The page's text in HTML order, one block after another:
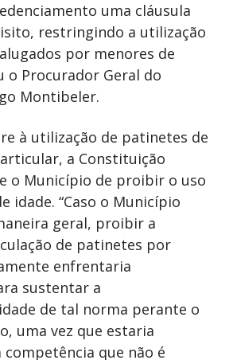
uma cláusula
restringindo a utilização
por menores de
o Procurador Geral do
Montibeler.
à utilização de patinetes de
a Constituição
o Município de proibir o uso
idade. “Caso o Município
geral, proibir a
de patinetes por
enfrentaria
sustentar a
de tal norma perante o
uma vez que estaria
competência que não é